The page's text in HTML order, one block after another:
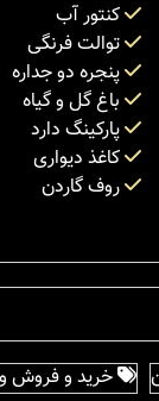
کنتور آب
توالت فرنگی
پنجره دو جداره
باغ گل و گیاه
پارکینگ دارد
کاغذ دیواری
روف گاردن
خرید و فروش